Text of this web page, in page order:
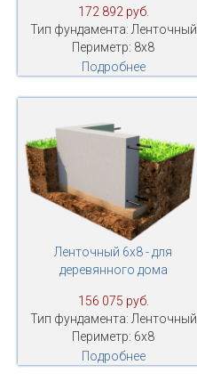
172 892 руб.
Тип фундамента: Ленточный
Периметр: 8х8
Подробнее
Ленточный 6х8 - для
деревянного дома
156 075 руб.
Тип фундамента: Ленточный
Периметр: 6х8
Подробнее